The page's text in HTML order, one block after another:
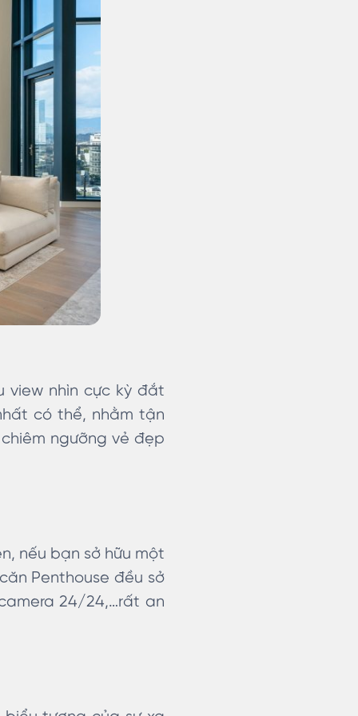
view nhìn cực kỳ đắt
có thể, nhằm tận
ngưỡng vẻ đẹp
nếu bạn sở hữu một
Penthouse đều sở
24/24,…rất an